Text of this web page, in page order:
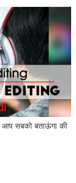
सबको बताऊंगा की